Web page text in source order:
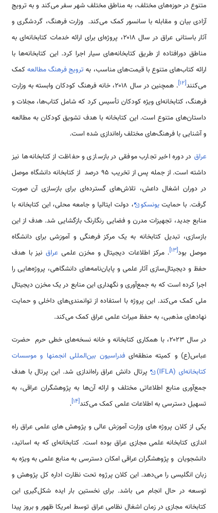
متنوع در حوزه‌های مختلف، به مناطق مختلف شهر سفر می‌کند و به ترویج
آزادی بیان و مقابله با سانسور کمک می‌کند. وزارت فرهنگ، گردشگری و
آثار باستانی عراق در سال ۲۰۱۸، پروژه‌ای برای ارائه خدمات کتابخانه‌ای به
مناطق دورافتاده از طریق کتابخانه‌های سیار اجرا کرد. این کتابخانه‌ها با
ارائه کتاب‌های متنوع با قیمت‌های مناسب، به ترویج فرهنگ مطالعهکمک
می‌کنند[۱۲]
. همچنین در سال ۲۰۱۸، خانه فرهنگ کودکان وابسته به وزارت
فرهنگ، کتابخانه‌ای ویژه کودکان تأسیس کرد که شامل کتاب‌ها، مجلات و
داستان‌های متنوع است. این کتابخانه با هدف تشویق کودکان به مطالعه
و آشنایی با فرهنگ‌های مختلف راه‌اندازی شده است.
عراق در دوره اخیر تجارب موفقی در بازسازی و حفاظت از کتابخانه‌ها نیز
داشته است. از جمله پس از تخریب ۹۵ درصد از کتابخانه دانشگاه موصل
در دوران اشغال داعش، تلاش‌های گسترده‌ای برای بازسازی آن صورت
گرفت. با حمایت یونسکو
، دولت ایتالیا و جامعه محلی، این کتابخانه با
منابع جدید، تجهیزات مدرن و فضایی رنگارنگ بازگشایی شد. هدف از این
بازسازی، تبدیل کتابخانه به یک مرکز فرهنگی و آموزشی برای دانشگاه
موصل بود[۱۳]. مرکز اطلاعات دیجیتال و مخزن علمیعراق نیز با هدف
حفظ و دیجیتال‌سازی آثار علمی و پایان‌نامه‌های دانشگاهی، پروژه‌هایی را
اجرا کرده است که به جمع‌آوری و نگهداری این منابع در یک مخزن دیجیتال
ملی کمک می‌کند. این پروژه با استفاده از توانمندی‌های داخلی و حمایت
نهادهای مذهبی، به حفظ میراث علمی عراق کمک می‌کند.
در سال ۲۰۲۳، با همکاری کتابخانه و خانه نسخه‌های خطی حرم حضرت
عباس(ع) و کمیته منطقه‌ایفدراسیون بین‌المللی انجمنها و موسسات
کتابخانه‌ای (IFLA)
پرتال دانش عراق راه‌اندازی شد. این پرتال با هدف
جمع‌آوری منابع اطلاعاتی مختلف و ارائه آن‌ها به پژوهشگران عراقی، به
تسهیل دسترسی به اطلاعات علمی کمک می‌کند[۱۴]
.
یکی از کلان پروژه های وزارت آموزش عالی و پژوهش های علمی عراق راه
اندازی کتابخانه علمی مجازی عراق بوده است. کتابخانه‌ای که به اساتید،
دانشجویان و پژوهشگران عراقی امکان دسترسی به منابع علمی به ویژه به
زبان انگلیسی را می‌دهد. این کلان پرژوه تحت نظارت اداره کل پژوهش و
توسعه در حال انجام می باشد. برای نخستین بار ایده شکل‌گیری این
کتابخانه مجازی در زمان اشغال نظامی عراق توسط امریکا ظهور و بروز پیدا